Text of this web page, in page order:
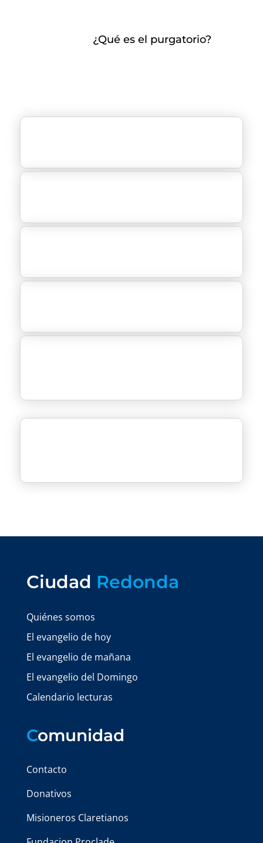
¿Qué es el purgatorio?
Ciudad Redonda
Quiénes somos
El evangelio de hoy
El evangelio de mañana
El evangelio del Domingo
Calendario lecturas
Comunidad
Contacto
Donativos
Misioneros Claretianos